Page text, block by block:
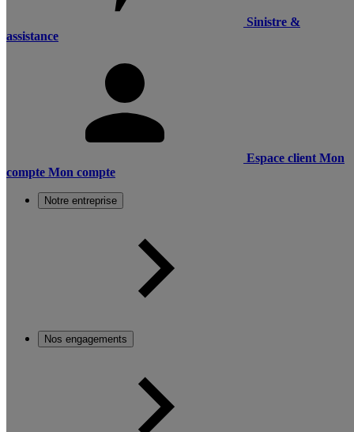
Sinistre &
assistance
Espace client Mon
compte Mon compte
Notre entreprise
Nos engagements